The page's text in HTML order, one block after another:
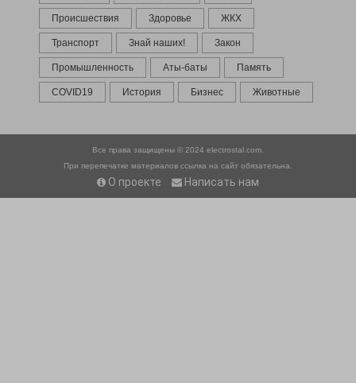
Происшествия Здоровье ЖКХ
Транспорт Знай наших! Закон
Промышленность Аты-баты Память
COVID19 История Бизнес Животные
Все права защищены © 2024 electrostal.com.
При перепечатке материалов ссылка на сайт обязательна.
О проекте Написать нам